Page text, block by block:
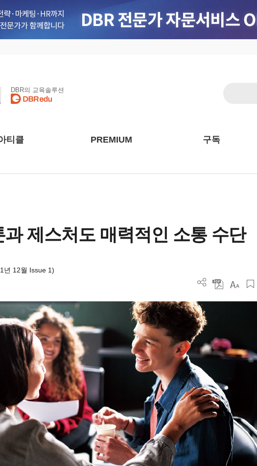
DBR의 교육솔루션
티클 PREMIUM 구독
과 제스처도 매력적인 소통 수단
년 12월 Issue 1)